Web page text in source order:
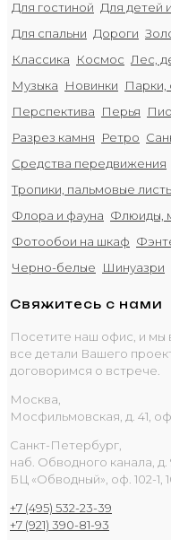
Для гостиной Для детей
Для спальни Дороги
Классика
Космос Лес,
Музыка
Новинки Парки,
Перспектива
Перья
Разрез камня
Ретро
Средства передвижения
Тропики, пальмовые
Флора и фауна Флюиды,
Фотообои на шкаф
Черно-белые
Шинуазри
Свяжитесь с нами
Посетите наш офис, и мы
все детали Вашего
договоримся о встрече.
Москва,
Мосфильмовская, д. 41,
Санкт-Петербург,
наб. Обводного канала, д.
БЦ «Обводный», оф. 102-1,
+7 (495) 532-23-39
+7 (921) 390-81-93